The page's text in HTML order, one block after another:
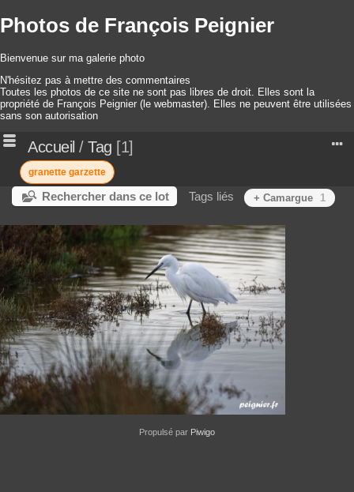
Photos de François Peignier
Bienvenue sur ma galerie photo
N'hésitez pas à mettre des commentaires
Toutes les photos de ce site ne sont pas libres de droit. Elles sont la
propriété de François Peignier (le webmaster). Elles ne peuvent être utilisées
sans son autorisation
Accueil / Tag 1
granette garzette
Rechercher dans ce lot Tags liés + Camargue 1
Propulsé par Piwigo